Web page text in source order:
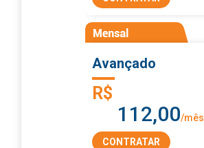
Avançado
R$
112,00/mês
CONTRATAR